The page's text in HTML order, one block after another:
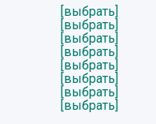
[выбрать]
[выбрать]
[выбрать]
[выбрать]
[выбрать]
[выбрать]
[выбрать]
[выбрать]